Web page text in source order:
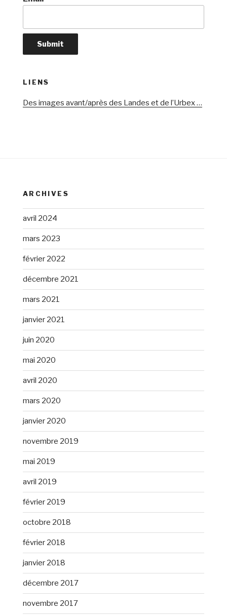
LIENS
Des images avant/après des Landes et de l’Urbex …
ARCHIVES
avril 2024
mars 2023
février 2022
décembre 2021
mars 2021
janvier 2021
juin 2020
mai 2020
avril 2020
mars 2020
janvier 2020
novembre 2019
mai 2019
avril 2019
février 2019
octobre 2018
février 2018
janvier 2018
décembre 2017
novembre 2017